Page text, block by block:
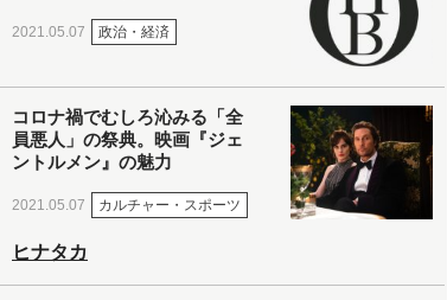
2021.05.07 政治・経済
コロナ禍でむしろ沁みる「全
員悪人」の祭典。映画『ジェ
ントルメン』の魅力
2021.05.07 カルチャー・スポーツ
ヒナタカ